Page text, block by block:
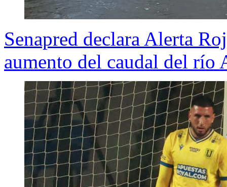
Senapred declara Alerta
aumento del caudal del río